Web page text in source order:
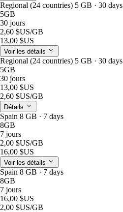
Regional (24 countries) 5 GB · 30 days
5GB
30 jours
2,60 $US/GB
13,00 $US
Voir les détails
Regional (24 countries) 5 GB · 30 days
5GB
30 jours
13,00 $US
2,60 $US/GB
Détails
Spain 8 GB · 7 days
8GB
7 jours
2,00 $US/GB
16,00 $US
Voir les détails
Spain 8 GB · 7 days
8GB
7 jours
16,00 $US
2,00 $US/GB